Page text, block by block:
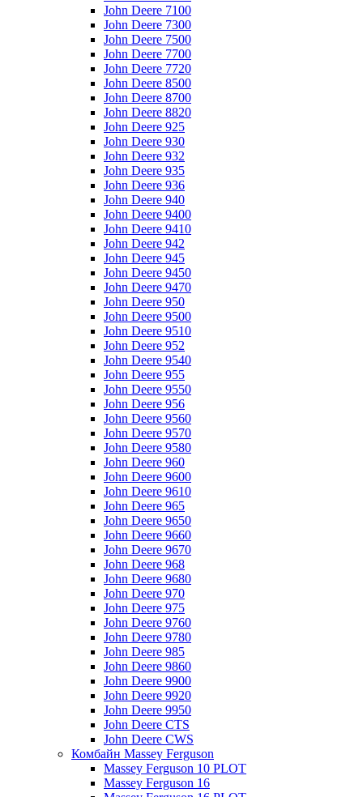
John Deere 7100
John Deere 7300
John Deere 7500
John Deere 7700
John Deere 7720
John Deere 8500
John Deere 8700
John Deere 8820
John Deere 925
John Deere 930
John Deere 932
John Deere 935
John Deere 936
John Deere 940
John Deere 9400
John Deere 9410
John Deere 942
John Deere 945
John Deere 9450
John Deere 9470
John Deere 950
John Deere 9500
John Deere 9510
John Deere 952
John Deere 9540
John Deere 955
John Deere 9550
John Deere 956
John Deere 9560
John Deere 9570
John Deere 9580
John Deere 960
John Deere 9600
John Deere 9610
John Deere 965
John Deere 9650
John Deere 9660
John Deere 9670
John Deere 968
John Deere 9680
John Deere 970
John Deere 975
John Deere 9760
John Deere 9780
John Deere 985
John Deere 9860
John Deere 9900
John Deere 9920
John Deere 9950
John Deere CTS
John Deere CWS
Комбайн Massey Ferguson
Massey Ferguson 10 PLOT
Massey Ferguson 16